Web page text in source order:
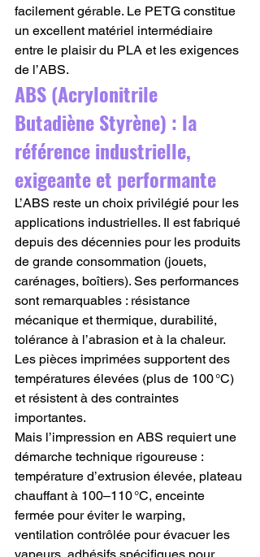
facilement gérable. Le PETG constitue
un excellent matériel intermédiaire
entre le plaisir du PLA et les exigences
de l’ABS.
ABS (Acrylonitrile
Butadiène Styrène) : la
référence industrielle,
exigeante et performante
L’ABS reste un choix privilégié pour les
applications industrielles. Il est fabriqué
depuis des décennies pour les produits
de grande consommation (jouets,
carénages, boîtiers). Ses performances
sont remarquables : résistance
mécanique et thermique, durabilité,
tolérance à l’abrasion et à la chaleur.
Les pièces imprimées supportent des
températures élevées (plus de 100 °C)
et résistent à des contraintes
importantes.
Mais l’impression en ABS requiert une
démarche technique rigoureuse :
température d’extrusion élevée, plateau
chauffant à 100–110 °C, enceinte
fermée pour éviter le warping,
ventilation contrôlée pour évacuer les